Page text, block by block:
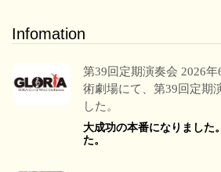
Infomation
第39回定期演奏会 2026
術劇場にて、第39回定期
した。
大成功の本番になりました
た。